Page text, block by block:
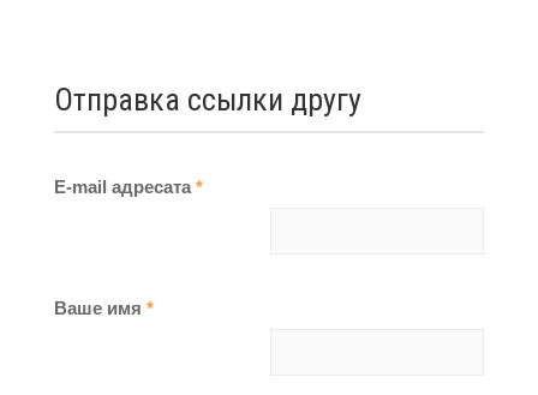
Отправка ссылки другу
E-mail адресата *
Ваше имя *